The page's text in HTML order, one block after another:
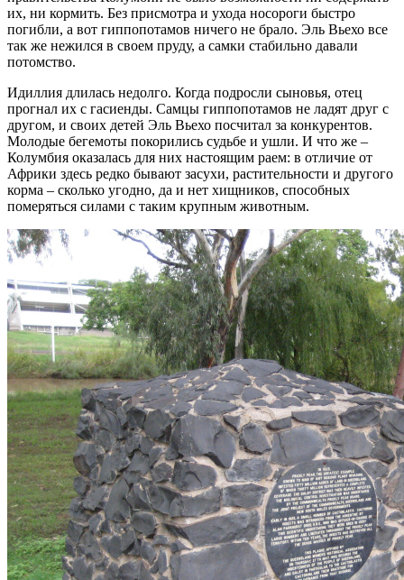
их, ни кормить. Без присмотра и ухода носороги быстро
погибли, а вот гиппопотамов ничего не брало. Эль Вьехо все
так же нежился в своем пруду, а самки стабильно давали
потомство.
Идиллия длилась недолго. Когда подросли сыновья, отец
прогнал их с гасиенды. Самцы гиппопотамов не ладят друг с
другом, и своих детей Эль Вьехо посчитал за конкурентов.
Молодые бегемоты покорились судьбе и ушли. И что же –
Колумбия оказалась для них настоящим раем: в отличие от
Африки здесь редко бывают засухи, растительности и другого
корма – сколько угодно, да и нет хищников, способных
померяться силами с таким крупным животным.